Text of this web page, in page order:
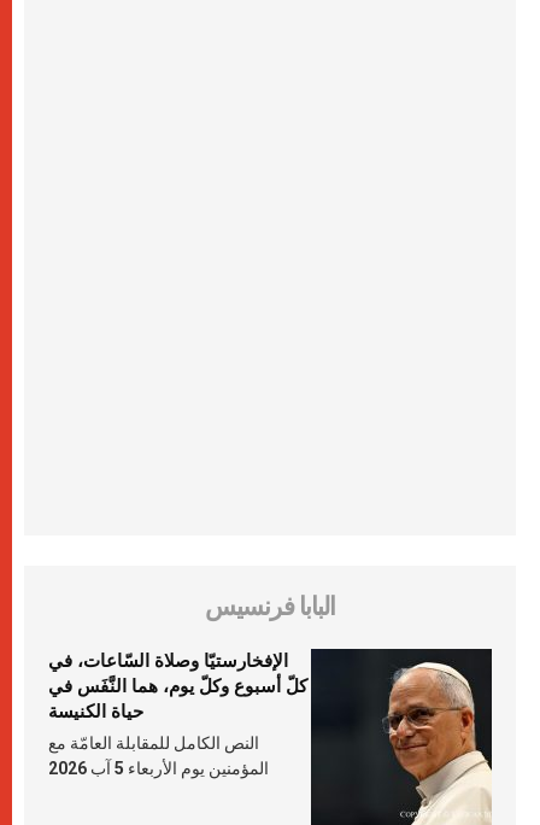
البابا فرنسيس
الإفخارستيّا وصلاة السّاعات، في
كلّ أسبوع وكلّ يوم، هما النَّفَس في
حياة الكنيسة
النص الكامل للمقابلة العامّة مع
المؤمنين يوم الأربعاء 5 آب 2026